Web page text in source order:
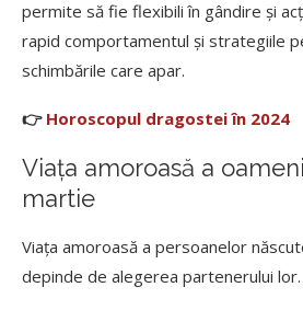
permite să fie flexibili în gândire și
rapid comportamentul și strategiile
schimbările care apar.
👉 Horoscopul dragostei în 2024
Viața amoroasă a
martie
Viața amoroasă a persoanelor
depinde de alegerea partenerului lor.